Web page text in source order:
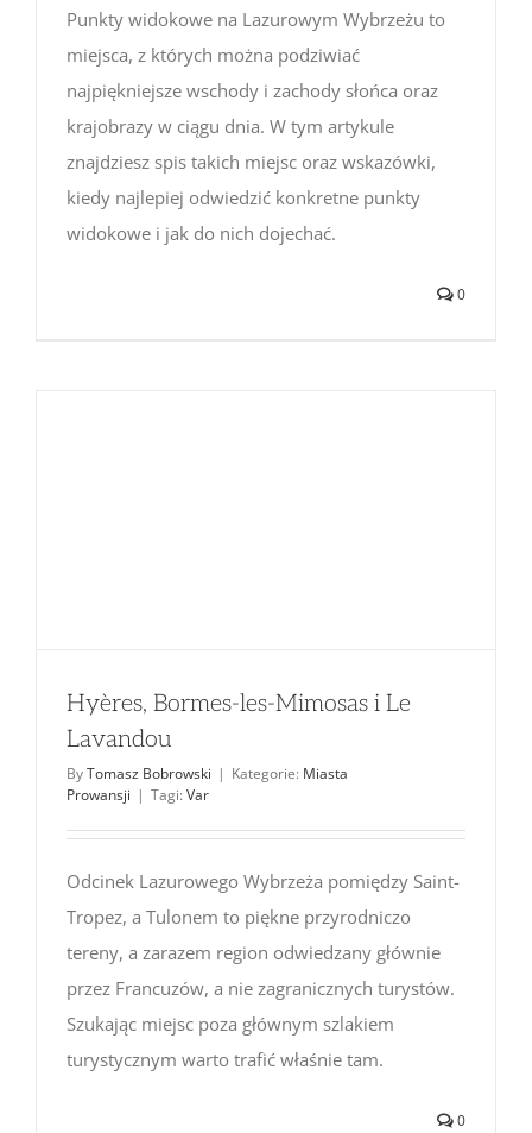
Punkty widokowe na Lazurowym Wybrzeżu to
miejsca, z których można podziwiać
najpiękniejsze wschody i zachody słońca oraz
krajobrazy w ciągu dnia. W tym artykule
znajdziesz spis takich miejsc oraz wskazówki,
kiedy najlepiej odwiedzić konkretne punkty
widokowe i jak do nich dojechać.
0
Hyères, Bormes-les-Mimosas i Le
Lavandou
ByTomasz Bobrowski | Kategorie: Miasta
Prowansji | Tagi: Var
Odcinek Lazurowego Wybrzeża pomiędzy Saint-
Tropez, a Tulonem to piękne przyrodniczo
tereny, a zarazem region odwiedzany głównie
przez Francuzów, a nie zagranicznych turystów.
Szukając miejsc poza głównym szlakiem
turystycznym warto trafić właśnie tam.
0